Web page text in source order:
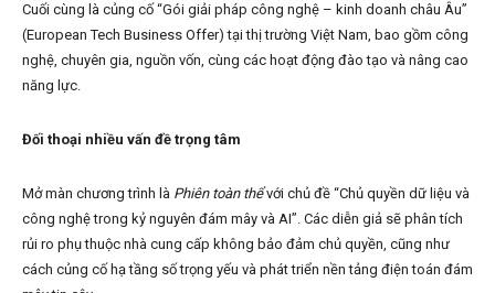
Cuối cùng là củng cố “Gói giải pháp công nghệ – kinh doanh châu Âu”
(European Tech Business Offer) tại thị trường Việt Nam, bao gồm công
nghệ, chuyên gia, nguồn vốn, cùng các hoạt động đào tạo và nâng cao
năng lực.
Đối thoại nhiều vấn đề trọng tâm
Mở màn chương trình là Phiên toàn thểvới chủ đề “Chủ quyền dữ liệu và
công nghệ trong kỷ nguyên đám mây và AI”. Các diễn giả sẽ phân tích
rủi ro phụ thuộc nhà cung cấp không bảo đảm chủ quyền, cũng như
cách củng cố hạ tầng số trọng yếu và phát triển nền tảng điện toán đám